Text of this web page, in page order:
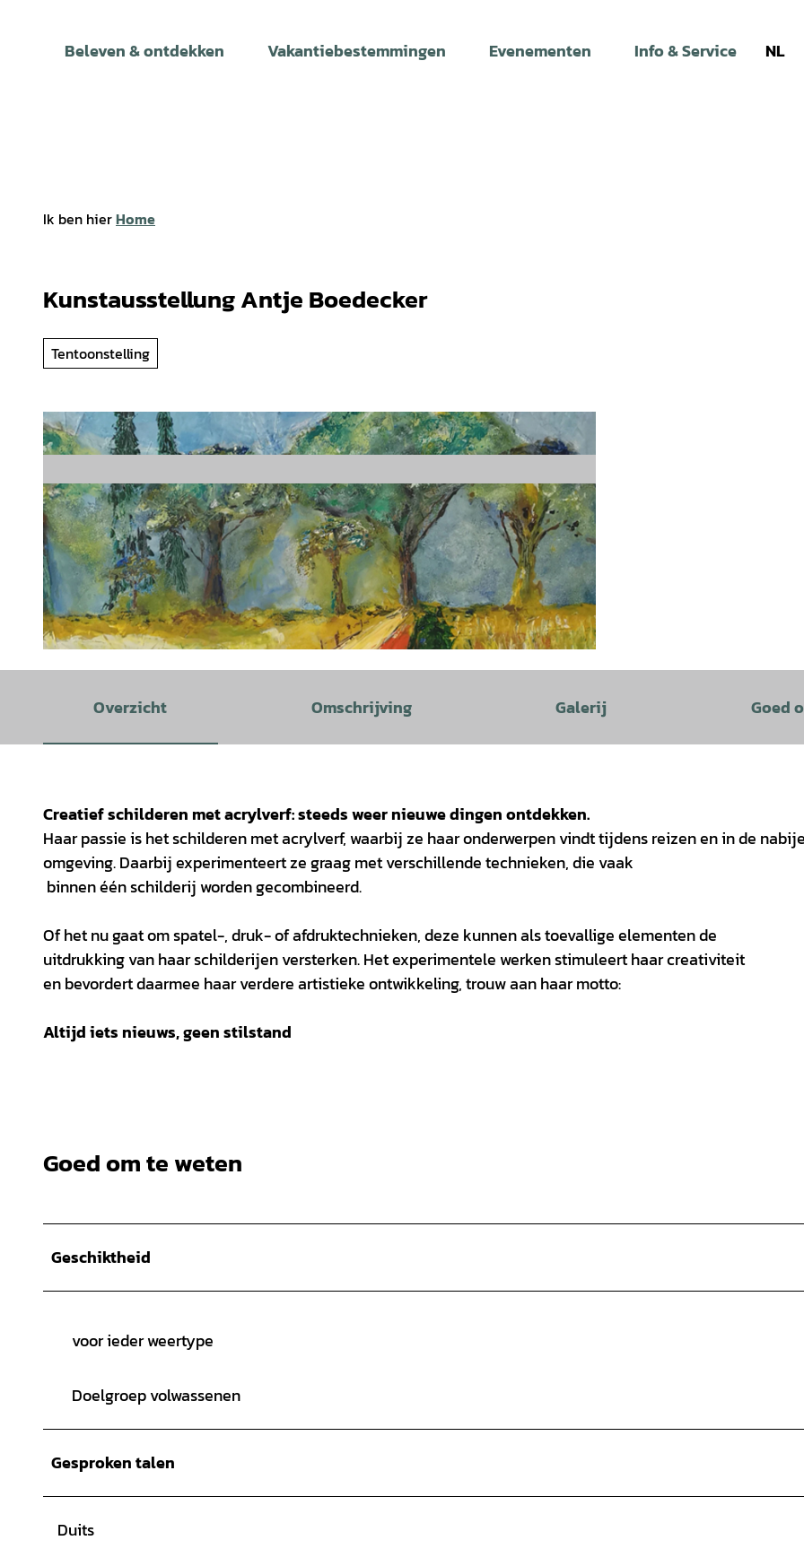
Beleven & ontdekken Vakantiebestemmingen Evenementen Info & Service NL
Ik ben hierHome
Kunstausstellung Antje Boedecker
Tentoonstelling
Overzicht Omschrijving Galerij Goed
Creatief schilderen met acrylverf: steeds weer nieuwe dingen ontdekken.
Haar passie is het schilderen met acrylverf, waarbij ze haar onderwerpen vindt tijdens reizen en in de nabije
omgeving. Daarbij experimenteert ze graag met verschillende technieken, die vaak
binnen één schilderij worden gecombineerd.
Of het nu gaat om spatel-, druk- of afdruktechnieken, deze kunnen als toevallige elementen de
uitdrukking van haar schilderijen versterken. Het experimentele werken stimuleert haar creativiteit
en bevordert daarmee haar verdere artistieke ontwikkeling, trouw aan haar motto:
Altijd iets nieuws, geen stilstand
Goed om te weten
Geschiktheid
voor ieder weertype
Doelgroep volwassenen
Gesproken talen
Duits